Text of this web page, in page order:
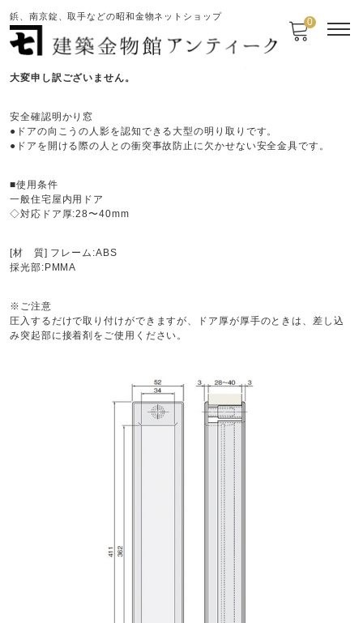
鋲、南京錠、取手などの昭和金物ネットショップ 0
大変申し訳ございません。
安全確認明かり窓
●ドアの向こうの人影を認知できる大型の明り取りです。
●ドアを開ける際の人との衝突事故防止に欠かせない安全金具です。
■使用条件
一般住宅屋内用ドア
◇対応ドア厚:28〜40mm
[材 質] フレーム:ABS
採光部:PMMA
※ご注意
圧入するだけで取り付けができますが、ドア厚が厚手のときは、差し込
み突起部に接着剤をご使用ください。